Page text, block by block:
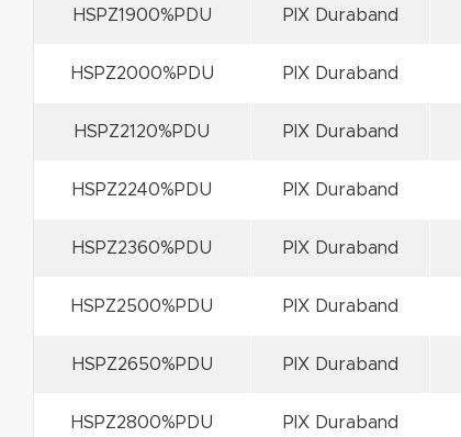
HSPZ1900%PDU PIX Duraband
HSPZ2000%PDU PIX Duraband
HSPZ2120%PDU PIX Duraband
HSPZ2240%PDU PIX Duraband
HSPZ2360%PDU PIX Duraband
HSPZ2500%PDU PIX Duraband
HSPZ2650%PDU PIX Duraband
HSPZ2800%PDU PIX Duraband